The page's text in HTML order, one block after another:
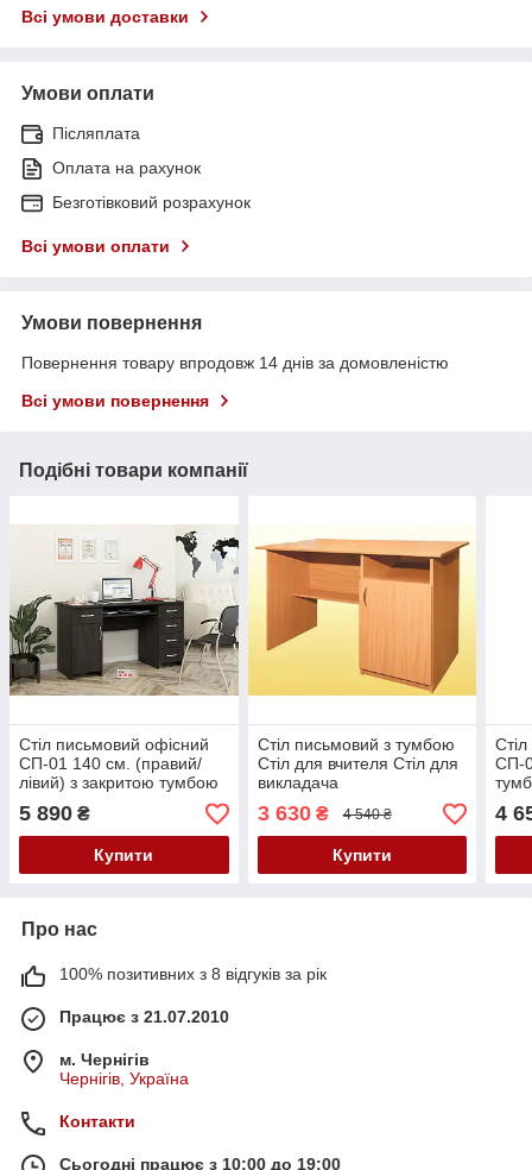
Всі умови доставки
Умови оплати
Післяплата
Оплата на рахунок
Безготівковий розрахунок
Всі умови оплати
Умови повернення
Повернення товару впродовж 14 днів за домовленістю
Всі умови повернення
Подібні товари компанії
Стіл письмовий офісний
СП-01 140 см. (правий/
лівий) з закритою тумбою
та шухлядами
5 890 ₴
Купити
Стіл письмовий з тумбою
Стіл для вчителя Стіл для
викладача
3 630₴ 4 540 ₴
Купити
СП-
4
Про нас
100% позитивних з 8 відгуків за рік
Працює з 21.07.2010
м. Чернігів
Чернігів, Україна
Контакти
Сьогодні працює з 10:00 до 19:00